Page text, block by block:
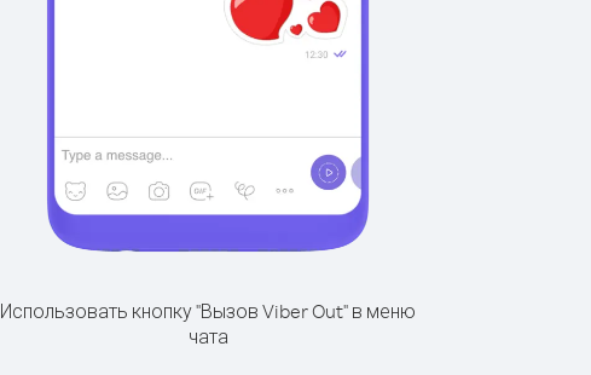
Использовать кнопку "Вызов Viber Out" в меню
чата